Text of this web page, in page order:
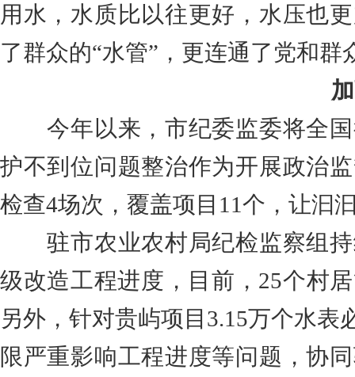
用水，水质比以往更好，水压也
了群众的“水管”，更连通了党和群
今年以来，市纪委监委将全
护不到位问题整治作为开展政治
检查4场次，覆盖项目11个，让汩
驻市农业农村局纪检监察组
级改造工程进度，目前，25个村
另外，针对贵屿项目3.15万个水
限严重影响工程进度等问题，协